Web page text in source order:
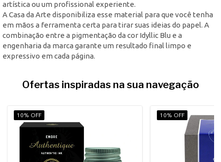
artística ou um profissional experiente.
A Casa da Arte disponibiliza esse material para que você tenha
em mãos a ferramenta certa para tirar suas ideias do papel. A
combinação entre a pigmentação da cor Idyllic Blu e a
engenharia da marca garante um resultado final limpo e
expressivo em cada página.
Ofertas inspiradas na sua navegação
10% OFF 10% OFF